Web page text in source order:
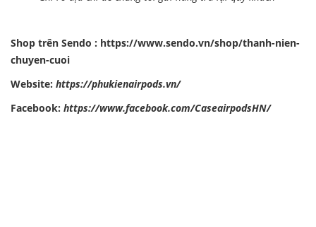
Shop trên Sendo : https://www.sendo.vn/shop/thanh-nien-
chuyen-cuoi
Website: https://phukienairpods.vn/
Facebook: https://www.facebook.com/CaseairpodsHN/